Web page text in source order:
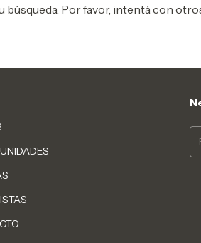
búsqueda. Por favor, intentá con